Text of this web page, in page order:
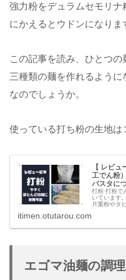
強力粉をデュラムセモリ
にかえるとウドンになりま
この記事を読み、ひとつの
三種類の麺を作れるよう
なのでしょうか。
使っている打ち粉の生地は
【 レビ
工でん粉
パスタに
打粉 打粉で
いています
片栗粉やタ
とんどの麺
itimen.otutarou.com
エゴマ油麺の調